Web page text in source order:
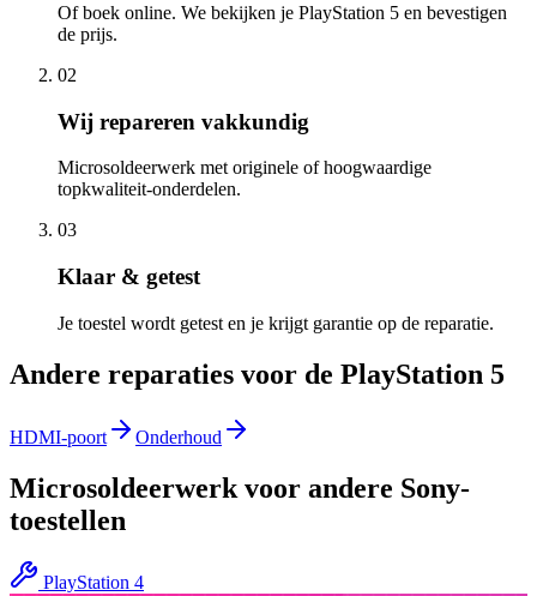
Of boek online. We bekijken je PlayStation 5 en bevestigen
de prijs.
02
Wij repareren vakkundig
Microsoldeerwerk met originele of hoogwaardige
topkwaliteit-onderdelen.
03
Klaar & getest
Je toestel wordt getest en je krijgt garantie op de reparatie.
Andere reparaties voor de PlayStation 5
HDMI-poort Onderhoud
Microsoldeerwerk voor andere Sony-
toestellen
PlayStation 4